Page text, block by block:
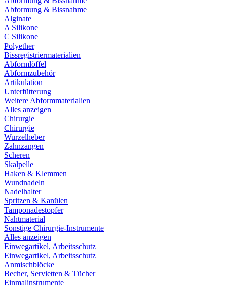
Abformung & Bissnahme
Alginate
A Silikone
C Silikone
Polyether
Bissregistriermaterialien
Abformlöffel
Abformzubehör
Artikulation
Unterfütterung
Weitere Abformmaterialien
Alles anzeigen
Chirurgie
Chirurgie
Wurzelheber
Zahnzangen
Scheren
Skalpelle
Haken & Klemmen
Wundnadeln
Nadelhalter
Spritzen & Kanülen
Tamponadestopfer
Nahtmaterial
Sonstige Chirurgie-Instrumente
Alles anzeigen
Einwegartikel, Arbeitsschutz
Einwegartikel, Arbeitsschutz
Anmischblöcke
Becher, Servietten & Tücher
Einmalinstrumente